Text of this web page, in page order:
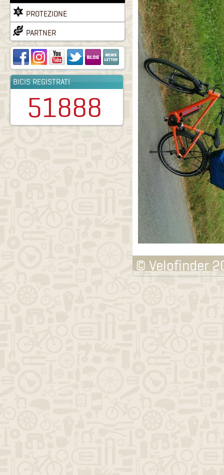
PROTEZIONE
PARTNER
BICIS REGISTRATI
51888
© Velofinder